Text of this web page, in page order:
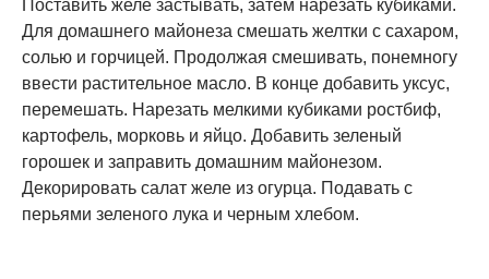
Поставить желе застывать, затем нарезать кубиками.
Для домашнего майонеза смешать желтки с сахаром,
солью и горчицей. Продолжая смешивать, понемногу
ввести растительное масло. В конце добавить уксус,
перемешать. Нарезать мелкими кубиками ростбиф,
картофель, морковь и яйцо. Добавить зеленый
горошек и заправить домашним майонезом.
Декорировать салат желе из огурца. Подавать с
перьями зеленого лука и черным хлебом.